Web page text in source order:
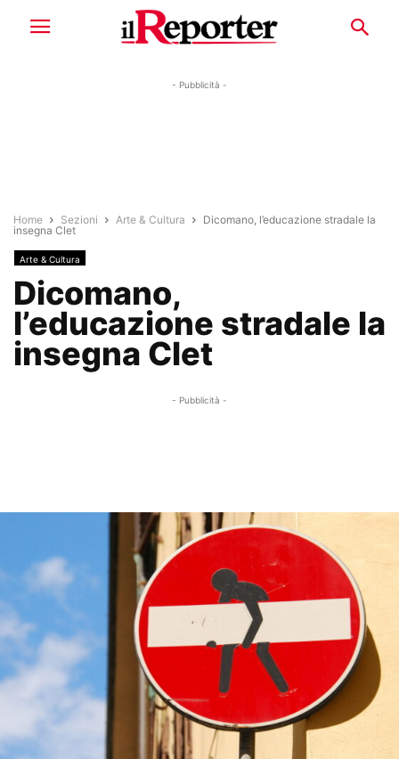
- Pubblicità -
Home Sezioni Arte & Cultura
Dicomano, l’educazione stradale la
insegna Clet
Arte & Cultura
Dicomano,
l’educazione stradale la
insegna Clet
- Pubblicità -